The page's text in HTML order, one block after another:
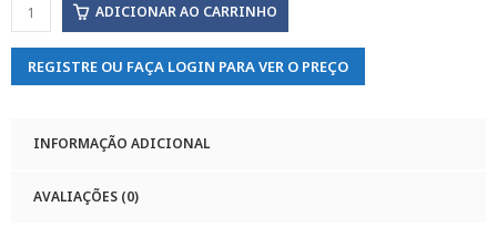
ADICIONAR AO CARRINHO
REGISTRE OU FAÇA LOGIN PARA VER O PREÇO
INFORMAÇÃO ADICIONAL
AVALIAÇÕES (0)